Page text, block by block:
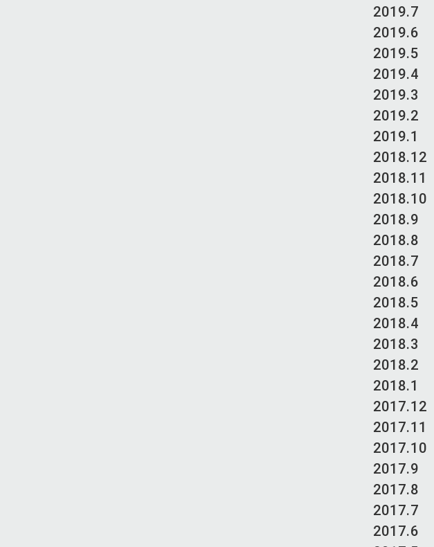
2019.7
2019.6
2019.5
2019.4
2019.3
2019.2
2019.1
2018.12
2018.11
2018.10
2018.9
2018.8
2018.7
2018.6
2018.5
2018.4
2018.3
2018.2
2018.1
2017.12
2017.11
2017.10
2017.9
2017.8
2017.7
2017.6